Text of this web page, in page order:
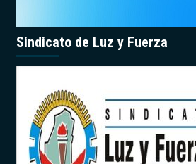
Sindicato de Luz y Fuerza